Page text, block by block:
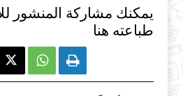
يمكنك مشاركة المنشور
طباعته هنا
 